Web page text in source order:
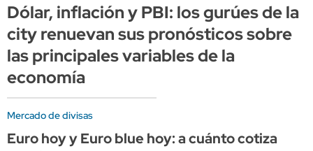
Dólar, inflación y PBI: los gurúes de la
city renuevan sus pronósticos sobre
las principales variables de la
economía
Mercado de divisas
Euro hoy y Euro blue hoy: a cuánto cotiza